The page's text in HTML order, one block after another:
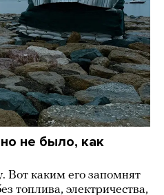
не было, как
Вот каким его запомнят
топлива, электричества,